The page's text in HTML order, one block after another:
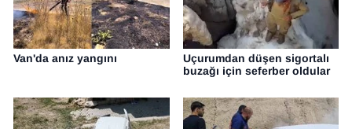
Van'da anız yangını
Uçurumdan düşen sigortalı
buzağı için seferber oldular